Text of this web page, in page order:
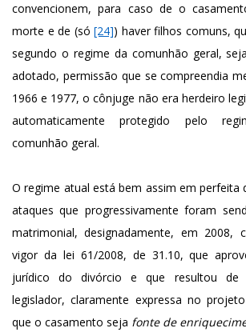
convencionem, para caso de o
morte e de (só [24]) haver filhos comuns,
segundo o regime da comunhão geral,
adotado, permissão que se compreendia
1966 e 1977, o cônjuge não era herdeiro
automaticamente protegido pelo
comunhão geral.
O regime atual está bem assim em perfeita
ataques que progressivamente foram
matrimonial, designadamente, em 2008,
vigor da lei 61/2008, de 31.10, que
jurídico do divórcio e que resultou de
legislador, claramente expressa no
que o casamento seja fonte de